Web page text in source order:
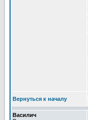
Вернуться к началу
Василич